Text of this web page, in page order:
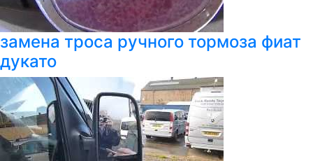
замена троса ручного тормоза фиат
дукато